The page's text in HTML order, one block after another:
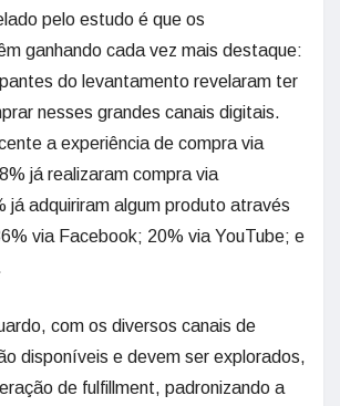
pelo estudo é que os
ganhando cada vez mais destaque:
do levantamento revelaram ter
nesses grandes canais digitais.
a experiência de compra via
já realizaram compra via
já adquiriram algum produto através
via Facebook; 20% via YouTube; e
com os diversos canais de
disponíveis e devem ser explorados,
de fulfillment, padronizando a